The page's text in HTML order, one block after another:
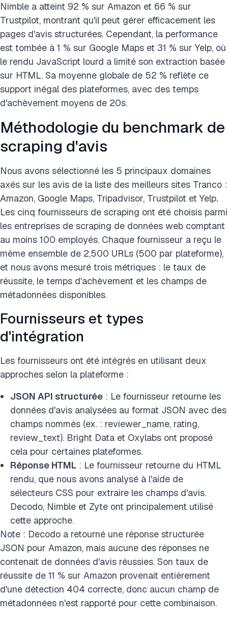
Nimble a atteint 92 % sur Amazon et 66 % sur
Trustpilot, montrant qu'il peut gérer efficacement les
pages d'avis structurées. Cependant, la performance
est tombée à 1 % sur Google Maps et 31 % sur Yelp, où
le rendu JavaScript lourd a limité son extraction basée
sur HTML. Sa moyenne globale de 52 % reflète ce
support inégal des plateformes, avec des temps
d'achèvement moyens de 20s.
Méthodologie du benchmark de
scraping d'avis
Nous avons sélectionné les 5 principaux domaines
axés sur les avis de la liste des meilleurs sites Tranco :
Amazon, Google Maps, Tripadvisor, Trustpilot et Yelp.
Les cinq fournisseurs de scraping ont été choisis parmi
les entreprises de scraping de données web comptant
au moins 100 employés. Chaque fournisseur a reçu le
même ensemble de 2,500 URLs (500 par plateforme),
et nous avons mesuré trois métriques : le taux de
réussite, le temps d'achèvement et les champs de
métadonnées disponibles.
Fournisseurs et types
d'intégration
Les fournisseurs ont été intégrés en utilisant deux
approches selon la plateforme :
JSON API structurée : Le fournisseur retourne les
données d'avis analysées au format JSON avec des
champs nommés (ex. : reviewer_name, rating,
review_text). Bright Data et Oxylabs ont proposé
cela pour certaines plateformes.
Réponse HTML : Le fournisseur retourne du HTML
rendu, que nous avons analysé à l'aide de
sélecteurs CSS pour extraire les champs d'avis.
Decodo, Nimble et Zyte ont principalement utilisé
cette approche.
Note : Decodo a retourné une réponse structurée
JSON pour Amazon, mais aucune des réponses ne
contenait de données d'avis réussies. Son taux de
réussite de 11 % sur Amazon provenait entièrement
d'une détection 404 correcte, donc aucun champ de
métadonnées n'est rapporté pour cette combinaison.